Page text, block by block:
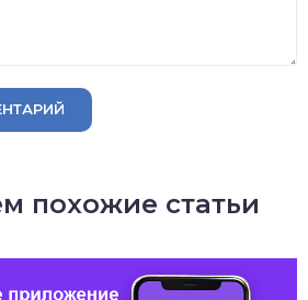
похожие статьи